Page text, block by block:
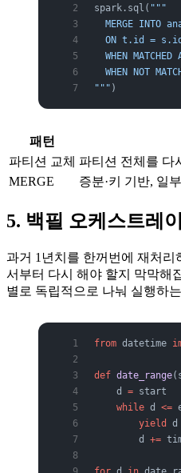
spark.sql( """
MERGE INTO
  ON t.id = s.id
WHEN MATCHED
WHEN NOT
""" )
패턴
파티션 교체 파티션 전체를 다
MERGE
증분·키 기반, 일
5. 백필 오케스트레
과거 1년치를 한꺼번에 재처리
서부터 다시 해야 할지 막막해
별로 독립적으로 나눠 실행하
from datetime
def date_range
    d
= start
    while
d <=
        yield
d
        d
+=